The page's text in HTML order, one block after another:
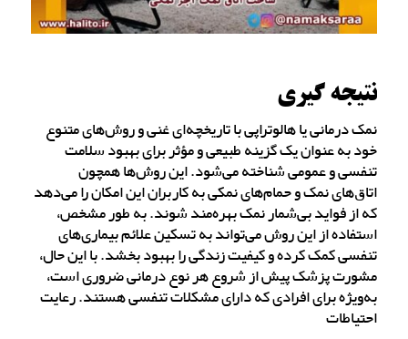
نتیجه گیری
نمک درمانی یا هالوتراپی با تاریخچه‌ای غنی و روش‌های متنوع
خود به عنوان یک گزینه طبیعی و مؤثر برای بهبود سلامت
تنفسی و عمومی شناخته می‌شود. این روش‌ها همچون
اتاق‌های نمک و حمام‌های نمکی به کاربران این امکان را می‌دهد
که از فواید بی‌شمار نمک بهره‌مند شوند. به طور مشخص،
استفاده از این روش می‌تواند به تسکین علائم بیماری‌های
تنفسی کمک کرده و کیفیت زندگی را بهبود بخشد. با این حال،
مشورت پزشک پیش از شروع هر نوع درمانی ضروری است،
به‌ویژه برای افرادی که دارای مشکلات تنفسی هستند. رعایت
احتیاطات